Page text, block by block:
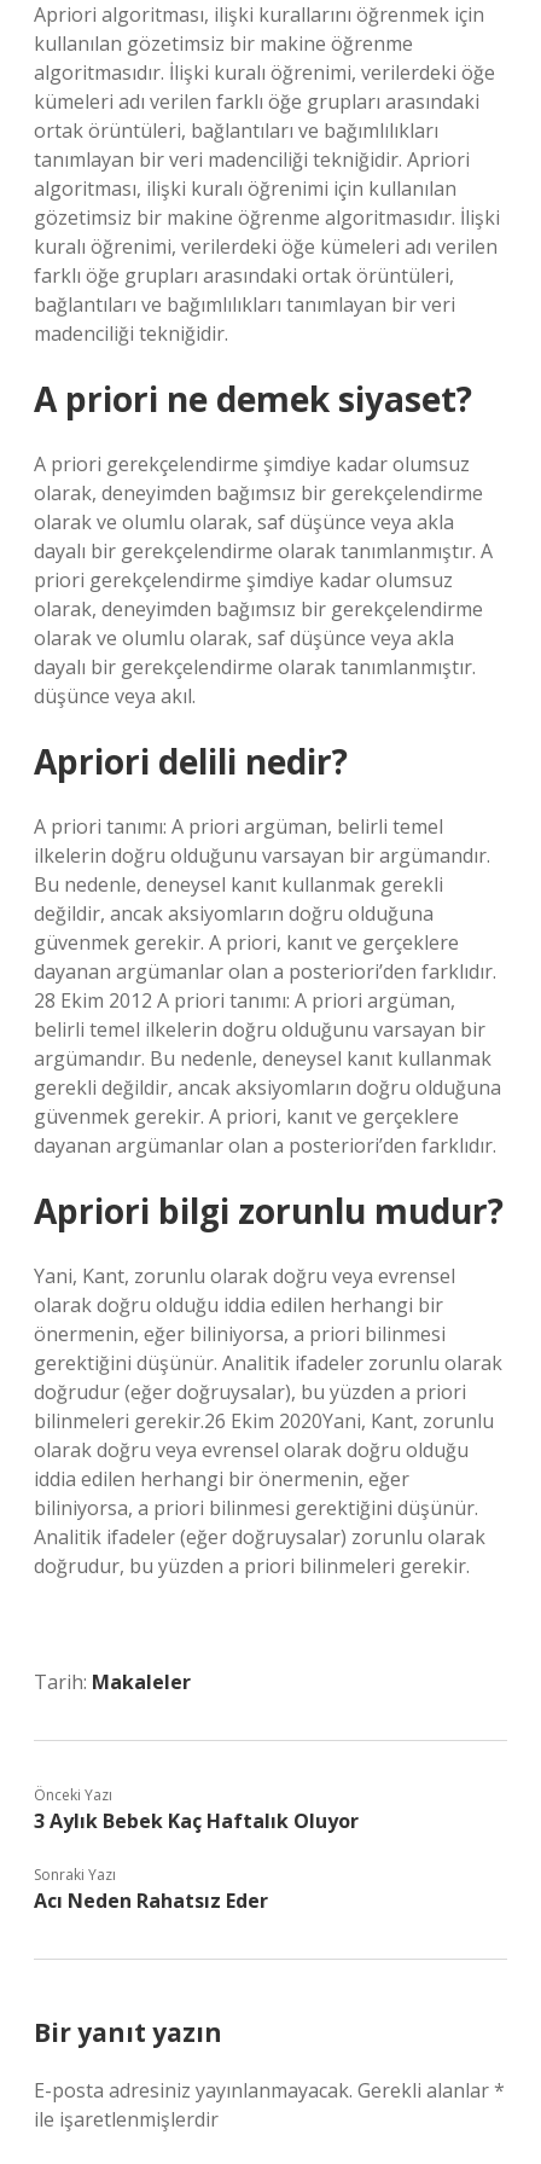
Apriori algoritması, ilişki kurallarını öğrenmek için
kullanılan gözetimsiz bir makine öğrenme
algoritmasıdır. İlişki kuralı öğrenimi, verilerdeki öğe
kümeleri adı verilen farklı öğe grupları arasındaki
ortak örüntüleri, bağlantıları ve bağımlılıkları
tanımlayan bir veri madenciliği tekniğidir. Apriori
algoritması, ilişki kuralı öğrenimi için kullanılan
gözetimsiz bir makine öğrenme algoritmasıdır. İlişki
kuralı öğrenimi, verilerdeki öğe kümeleri adı verilen
farklı öğe grupları arasındaki ortak örüntüleri,
bağlantıları ve bağımlılıkları tanımlayan bir veri
madenciliği tekniğidir.
A priori ne demek siyaset?
A priori gerekçelendirme şimdiye kadar olumsuz
olarak, deneyimden bağımsız bir gerekçelendirme
olarak ve olumlu olarak, saf düşünce veya akla
dayalı bir gerekçelendirme olarak tanımlanmıştır. A
priori gerekçelendirme şimdiye kadar olumsuz
olarak, deneyimden bağımsız bir gerekçelendirme
olarak ve olumlu olarak, saf düşünce veya akla
dayalı bir gerekçelendirme olarak tanımlanmıştır.
düşünce veya akıl.
Apriori delili nedir?
A priori tanımı: A priori argüman, belirli temel
ilkelerin doğru olduğunu varsayan bir argümandır.
Bu nedenle, deneysel kanıt kullanmak gerekli
değildir, ancak aksiyomların doğru olduğuna
güvenmek gerekir. A priori, kanıt ve gerçeklere
dayanan argümanlar olan a posteriori’den farklıdır.
28 Ekim 2012 A priori tanımı: A priori argüman,
belirli temel ilkelerin doğru olduğunu varsayan bir
argümandır. Bu nedenle, deneysel kanıt kullanmak
gerekli değildir, ancak aksiyomların doğru olduğuna
güvenmek gerekir. A priori, kanıt ve gerçeklere
dayanan argümanlar olan a posteriori’den farklıdır.
Apriori bilgi zorunlu mudur?
Yani, Kant, zorunlu olarak doğru veya evrensel
olarak doğru olduğu iddia edilen herhangi bir
önermenin, eğer biliniyorsa, a priori bilinmesi
gerektiğini düşünür. Analitik ifadeler zorunlu olarak
doğrudur (eğer doğruysalar), bu yüzden a priori
bilinmeleri gerekir.26 Ekim 2020Yani, Kant, zorunlu
olarak doğru veya evrensel olarak doğru olduğu
iddia edilen herhangi bir önermenin, eğer
biliniyorsa, a priori bilinmesi gerektiğini düşünür.
Analitik ifadeler (eğer doğruysalar) zorunlu olarak
doğrudur, bu yüzden a priori bilinmeleri gerekir.
Tarih: Makaleler
Önceki Yazı
3 Aylık Bebek Kaç Haftalık Oluyor
Sonraki Yazı
Acı Neden Rahatsız Eder
Bir yanıt yazın
E-posta adresiniz yayınlanmayacak. Gerekli alanlar*
ile işaretlenmişlerdir